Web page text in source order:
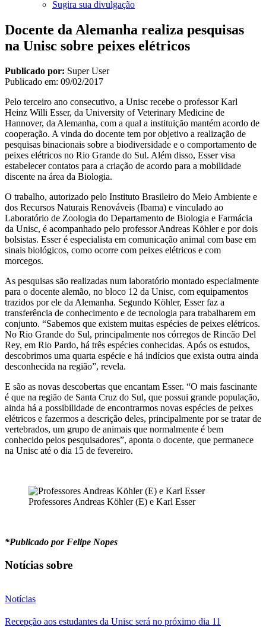
Sugira sua divulgação
Docente da Alemanha realiza pesquisas
na Unisc sobre peixes elétricos
Publicado por: Super User
Publicado em: 09/02/2017
Pelo terceiro ano consecutivo, a Unisc recebe o professor Karl
Heinz Willi Esser, da University of Veterinary Medicine de
Hannover, da Alemanha, com a qual a instituição mantém acordo de
cooperação. A vinda do docente tem por objetivo a realização de
pesquisas binacionais sobre a biodiversidade e o comportamento de
peixes elétricos no Rio Grande do Sul. Além disso, Esser visa
estabelecer contatos para a criação de acordo para a mobilidade
discente na área da Biologia.
O trabalho, autorizado pelo Instituto Brasileiro do Meio Ambiente e
dos Recursos Naturais Renováveis (Ibama) e vinculado ao
Laboratório de Zoologia do Departamento de Biologia e Farmácia
da Unisc, é acompanhado pelo professor Andreas Köhler e por dois
bolsistas. Esser é especialista em comunicação animal com base em
sinais biológicos, como ocorre com peixes elétricos e com
morcegos.
As pesquisas são realizadas num laboratório montado especialmente
para o docente alemão, no bloco 12 da Unisc, com equipamentos
trazidos por ele da Alemanha. Segundo Köhler, Esser faz a
transferência de conhecimento e de tecnologia para trabalharem em
conjunto. “Sabemos que existem muitas espécies de peixes elétricos.
No Rio Grande do Sul, principalmente nos córregos de Rincão Del
Rey, em Rio Pardo, há três espécies conhecidas. Após os estudos,
descobrimos uma quarta espécie e há indícios que exista outra ainda
desconhecida na região”, revela.
E são as novas descobertas que encantam Esser. “O mais fascinante
é que na região de Santa Cruz do Sul, que possui grande população,
ainda há a possibilidade de encontrarmos novas espécies de peixes
elétricos e fazermos a descrição deles, principalmente por se tratar de
vertebrados, um grupo de animais que normalmente é bem
conhecido pelos pesquisadores”, aponta o docente, que permanece
na Unisc até o dia 15 de fevereiro.
Professores Andreas Köhler (E) e Karl Esser
*Publicado por Felipe Nopes
Notícias sobre
Notícias
Recepção aos estudantes da Unisc será no próximo dia 11